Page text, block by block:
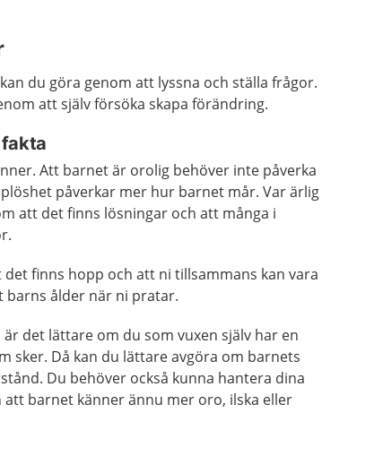
du göra genom att lyssna och ställa frågor.
att själv försöka skapa förändring.
fakta
Att barnet är orolig behöver inte påverka
påverkar mer hur barnet mår. Var ärlig
att det finns lösningar och att många i
finns hopp och att ni tillsammans kan vara
barns ålder när ni pratar.
det lättare om du som vuxen själv har en
sker. Då kan du lättare avgöra om barnets
Du behöver också kunna hantera dina
barnet känner ännu mer oro, ilska eller